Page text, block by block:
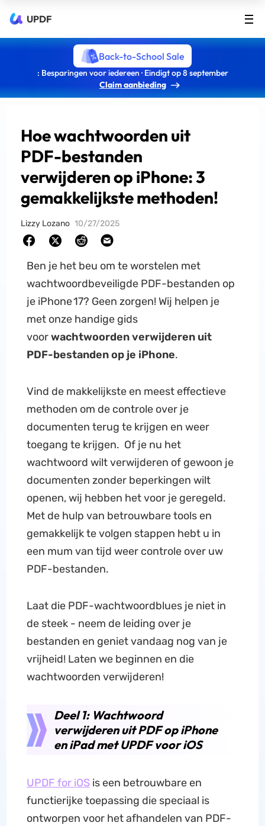
UPDF
Back-to-School Sale
: Besparingen voor iedereen · Eindigt op 8 september
Claim aanbieding
Hoe wachtwoorden uit
PDF-bestanden
verwijderen op iPhone: 3
gemakkelijkste methoden!
Lizzy Lozano 10/27/2025
Ben je het beu om te worstelen met
wachtwoordbeveiligde PDF-bestanden op
je iPhone 17? Geen zorgen! Wij helpen je
met onze handige gids
voorwachtwoorden verwijderen uit
PDF-bestanden op je iPhone.
Vind de makkelijkste en meest effectieve
methoden om de controle over je
documenten terug te krijgen en weer
toegang te krijgen. Of je nu het
wachtwoord wilt verwijderen of gewoon je
documenten zonder beperkingen wilt
openen, wij hebben het voor je geregeld.
Met de hulp van betrouwbare tools en
gemakkelijk te volgen stappen hebt u in
een mum van tijd weer controle over uw
PDF-bestanden.
Laat die PDF-wachtwoordblues je niet in
de steek - neem de leiding over je
bestanden en geniet vandaag nog van je
vrijheid! Laten we beginnen en die
wachtwoorden verwijderen!
Deel 1: Wachtwoord
verwijderen uit PDF op iPhone
en iPad met UPDF voor iOS
UPDF for iOSis een betrouwbare en
functierijke toepassing die speciaal is
ontworpen voor het afhandelen van PDF-